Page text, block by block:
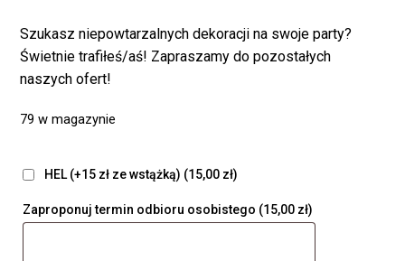
Szukasz niepowtarzalnych dekoracji na swoje party?
Świetnie trafiłeś/aś! Zapraszamy do pozostałych
naszych ofert!
79 w magazynie
HEL (+15 zł ze wstążką) (15,00 zł)
Zaproponuj termin odbioru osobistego (15,00 zł)